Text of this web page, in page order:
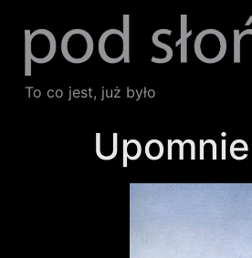
To co jest, już było